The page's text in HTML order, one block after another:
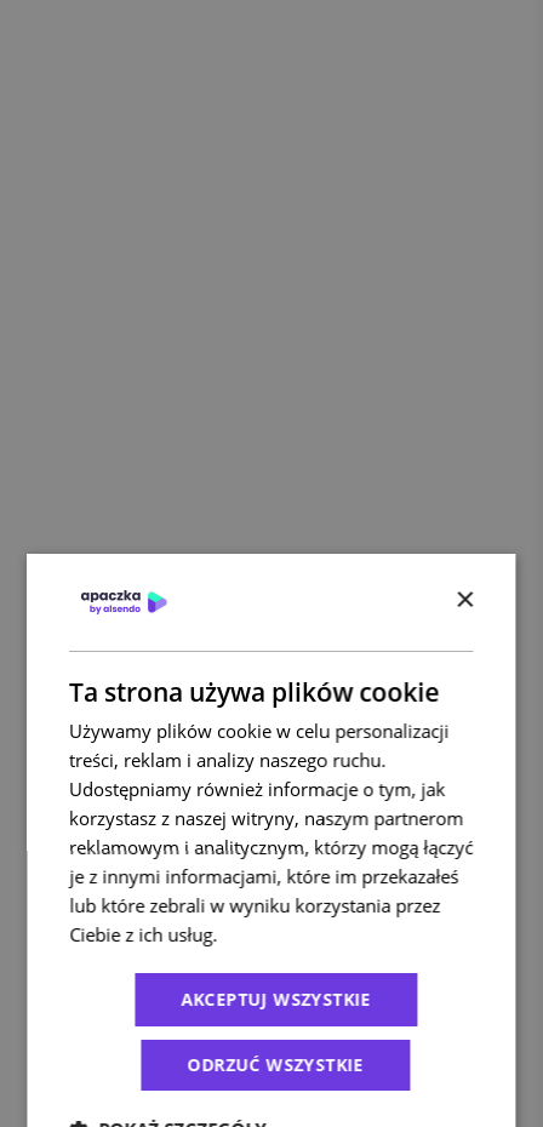
×
Ta strona używa plików cookie
Używamy plików cookie w celu personalizacji
treści, reklam i analizy naszego ruchu.
Udostępniamy również informacje o tym, jak
korzystasz z naszej witryny, naszym partnerom
reklamowym i analitycznym, którzy mogą łączyć
je z innymi informacjami, które im przekazałeś
lub które zebrali w wyniku korzystania przez
Ciebie z ich usług.
AKCEPTUJ WSZYSTKIE
ODRZUĆ WSZYSTKIE